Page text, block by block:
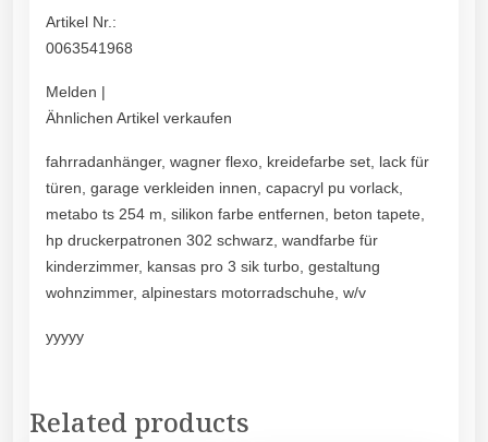
Artikel Nr.:
0063541968
Melden |
Ähnlichen Artikel verkaufen
fahrradanhänger, wagner flexo, kreidefarbe set, lack für
türen, garage verkleiden innen, capacryl pu vorlack,
metabo ts 254 m, silikon farbe entfernen, beton tapete,
hp druckerpatronen 302 schwarz, wandfarbe für
kinderzimmer, kansas pro 3 sik turbo, gestaltung
wohnzimmer, alpinestars motorradschuhe, w/v
yyyyy
Related products